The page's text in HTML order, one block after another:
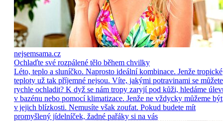
nejsemsama.cz
Ochlaďte své rozpálené tělo během chvilky
Léto, teplo a sluníčko. Naprosto ideální kombinace. Jenže tropické
teploty už tak příjemné nejsou. Víte, jakými potravinami se můžete
rychle ochladit? K dyž se nám tropy zaryjí pod kůži, hledáme
v bazénu nebo pomocí klimatizace. Jenže ne vždycky můžeme být
v jejich blízkosti. Nemusíte však zoufat. Pokud budete mít
promyšlený jídelníček, žadné pařáky si na vás